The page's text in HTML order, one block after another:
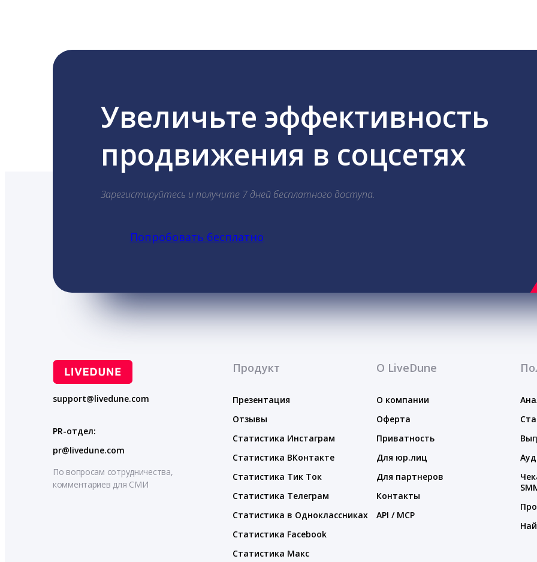
Увеличьте эффективность
продвижения в соцсетях
Зарегистируйтесь и получите 7 дней бесплатного доступа.
Попробовать бесплатно
support@livedune.com
PR-отдел:
pr@livedune.com
По вопросам сотрудничества,
комментариев для СМИ
Продукт
Презентация
Отзывы
Статистика Инстаграм
Статистика ВКонтакте
Статистика Тик Ток
Статистика Телеграм
Статистика в Одноклассниках
Статистика Facebook
Статистика Макс
О LiveDune
О компании
Оферта
Приватность
Для юр.лиц
Для партнеров
Контакты
API / MCP